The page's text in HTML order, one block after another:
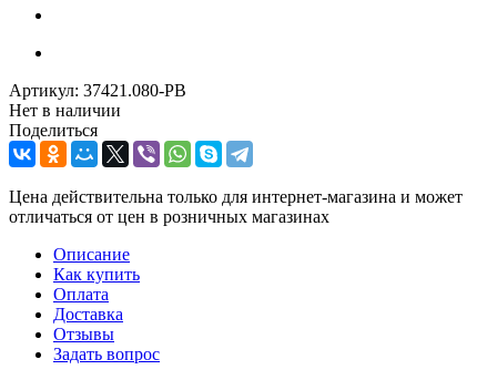
Артикул: 37421.080-PB
Нет в наличии
Поделиться
Цена действительна только для интернет-магазина и может
отличаться от цен в розничных магазинах
Описание
Как купить
Оплата
Доставка
Отзывы
Задать вопрос